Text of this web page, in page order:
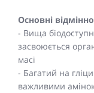
Основні
- Вища
засвоюється
масі
- Багатий на
важливими